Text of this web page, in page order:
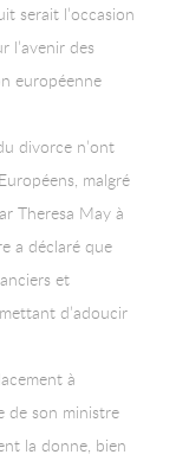
serait l’occasion
l’avenir des
européenne
divorce n’ont
malgré
Theresa May à
a déclaré que
et
d’adoucir
à
de son ministre
la donne, bien